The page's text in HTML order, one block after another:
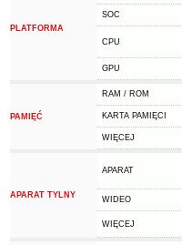
PLATFORMA
SOC
CPU
GPU
PAMIĘĆ
RAM / ROM
KARTA PAMIĘCI
WIĘCEJ
APARAT TYLNY
APARAT
WIDEO
WIĘCEJ